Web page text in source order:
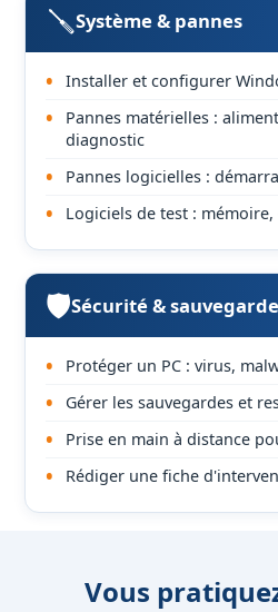
🪛Système & pannes
Installer et configurer
Pannes matérielles :
diagnostic
Pannes logicielles :
Logiciels de test :
🛡️Sécurité &
Protéger un PC : virus,
Gérer les sauvegardes et
Prise en main à distance
Rédiger une fiche
Vous